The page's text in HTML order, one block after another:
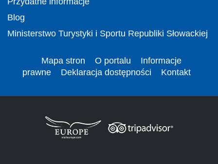
Blog
Ministerstwo Turystyki i Sportu Republiki Słowackiej
Mapa stron O portalu
Informacje
prawne
Deklaracja dostępności Kontakt